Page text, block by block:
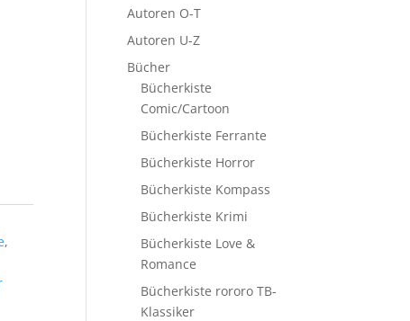
,
Autoren O-T
Autoren U-Z
Bücher
Bücherkiste
Comic/Cartoon
Bücherkiste Ferrante
Bücherkiste Horror
Bücherkiste Kompass
Bücherkiste Krimi
Bücherkiste Love &
Romance
Bücherkiste rororo TB-
Klassiker